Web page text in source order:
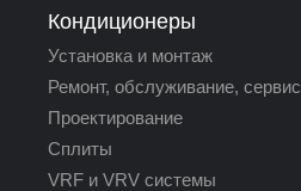
Кондиционеры
Установка и монтаж
Ремонт, обслуживание, сервис
Проектирование
Сплиты
VRF и VRV системы